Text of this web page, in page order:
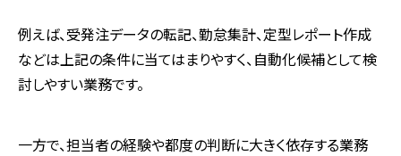
例えば、受発注データの転記、勤怠集計、定型レポート作成
などは上記の条件に当てはまりやすく、自動化候補として検
討しやすい業務です。
一方で、担当者の経験や都度の判断に大きく依存する業務